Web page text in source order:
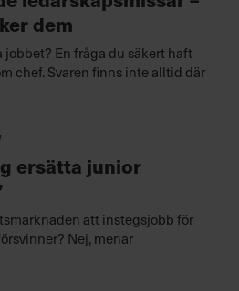
dem
En fråga du säkert haft
chef. Svaren finns inte alltid där
ersätta junior
att instegsjobb för
Nej, menar